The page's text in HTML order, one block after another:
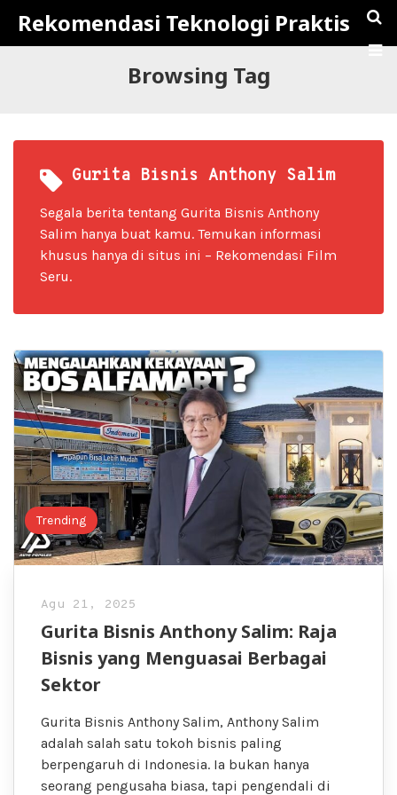
Rekomendasi Teknologi Praktis
Browsing Tag
Gurita Bisnis Anthony Salim
Segala berita tentang Gurita Bisnis Anthony
Salim hanya buat kamu. Temukan informasi
khusus hanya di situs ini – Rekomendasi Film
Seru.
Trending
Agu 21, 2025
Gurita Bisnis Anthony Salim: Raja
Bisnis yang Menguasai Berbagai
Sektor
Gurita Bisnis Anthony Salim, Anthony Salim
adalah salah satu tokoh bisnis paling
berpengaruh di Indonesia. Ia bukan hanya
seorang pengusaha biasa, tapi pengendali di